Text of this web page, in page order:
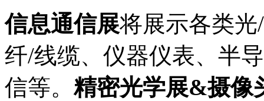
信息通信展将展示各类
纤/线缆、仪器仪表、半
信等。精密光学展&摄像